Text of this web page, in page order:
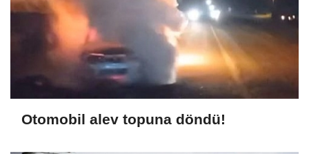
Otomobil alev topuna döndü!